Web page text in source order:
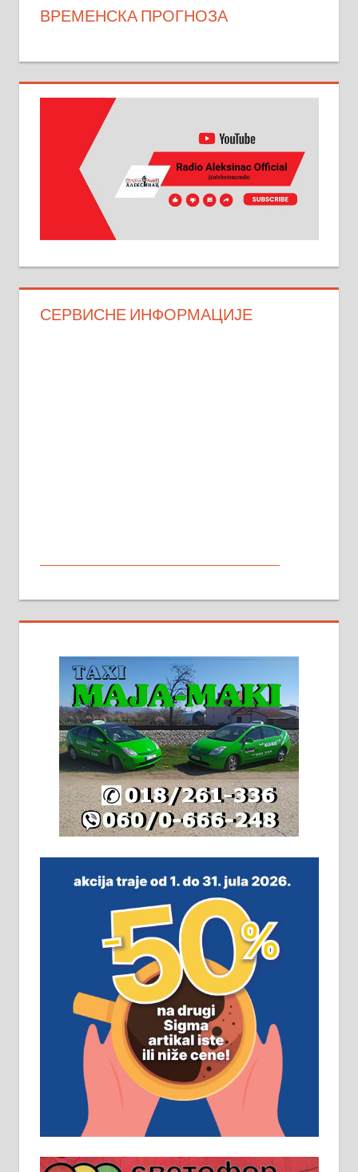
ВРЕМЕНСКА ПРОГНОЗА
СЕРВИСНЕ ИНФОРМАЦИЈЕ
стамбене целине једна уз другу.
2х150м2, две гараже, централно
грејање на гас и дрва. Две
адресе. 063/71-74-023
Издајем комплетно опремљену
халу на Житковачком путу, на
плацу површине око 7 ари.
064/321-80-51; 063/102-35-25
На продају легализована, нова,
м2 са плацем од 8 ари у Зеленом
виру у Алексинцу. Могућа
замена. 064/21-63-584
ПОСЛОВНИ ОГЛАСИ
Рудник и флотација Рудник
д.о.о. Рудник запошљава 20
помоћника рудара. Услови:
Основна школа, пожељно радно
искуство на истим и сличним
пословима, али не и неопходан
услов. Обезбеђен смештај,
превоз, исхрана. 032/57-41-122 –
локал 22